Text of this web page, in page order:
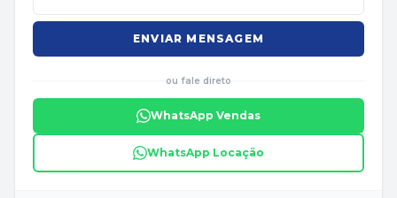
ENVIAR MENSAGEM
ou fale direto
WhatsApp Vendas
WhatsApp Locação